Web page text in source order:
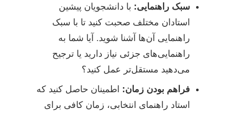
سبک راهنمایی: با دانشجویان پیشین
استادان مختلف صحبت کنید تا با سبک
راهنمایی آن‌ها آشنا شوید. آیا شما به
راهنمایی‌های جزئی نیاز دارید یا ترجیح
می‌دهید مستقل‌تر عمل کنید؟
فراهم بودن زمان: اطمینان حاصل کنید که
استاد راهنمای انتخابی، زمان کافی برای